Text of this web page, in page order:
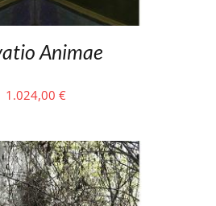
Animae
1.024,00 €